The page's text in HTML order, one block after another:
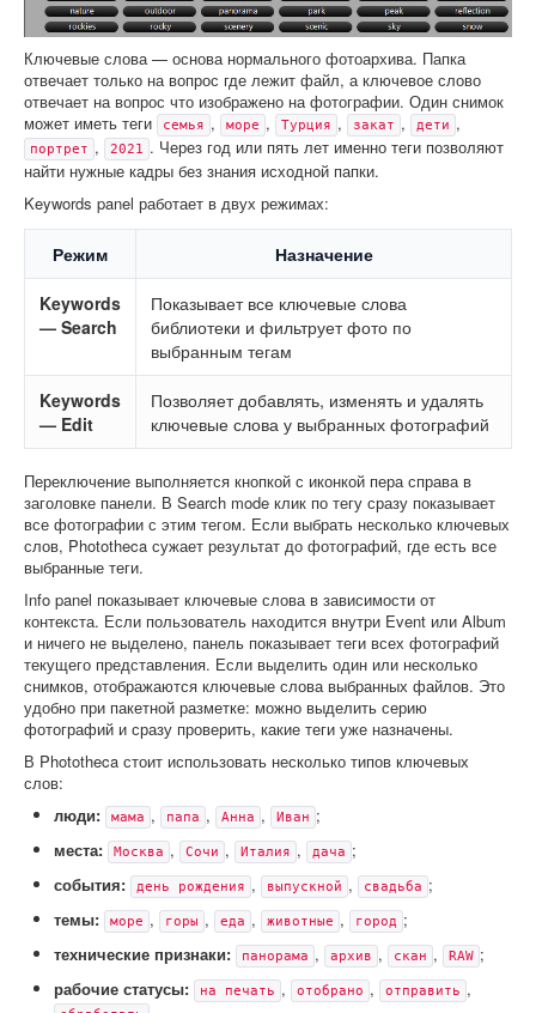
Ключевые слова — основа нормального фотоархива. Папка
отвечает только на вопрос где лежит файл, а ключевое слово
отвечает на вопрос что изображено на фотографии. Один снимок
может иметь теги
семья , море , Турция , закат , дети ,
портрет , 2021 . Через год или пять лет именно теги позволяют
найти нужные кадры без знания исходной папки.
Keywords panel работает в двух режимах:
Режим Назначение
Keywords
— Search
Показывает все ключевые слова
библиотеки и фильтрует фото по
выбранным тегам
Keywords
— Edit
Позволяет добавлять, изменять и удалять
ключевые слова у выбранных фотографий
Переключение выполняется кнопкой с иконкой пера справа в
заголовке панели. В Search mode клик по тегу сразу показывает
все фотографии с этим тегом. Если выбрать несколько ключевых
слов, Phototheca сужает результат до фотографий, где есть все
выбранные теги.
Info panel показывает ключевые слова в зависимости от
контекста. Если пользователь находится внутри Event или Album
и ничего не выделено, панель показывает теги всех фотографий
текущего представления. Если выделить один или несколько
снимков, отображаются ключевые слова выбранных файлов. Это
удобно при пакетной разметке: можно выделить серию
фотографий и сразу проверить, какие теги уже назначены.
В Phototheca стоит использовать несколько типов ключевых
слов:
люди:
мама , папа , Анна , Иван ;
места:
Москва , Сочи , Италия , дача ;
события:
день рождения , выпускной , свадьба ;
темы:
море , горы , еда , животные , город ;
технические признаки:
панорама , архив , скан , RAW ;
рабочие статусы:
на печать , отобрано , отправить ,